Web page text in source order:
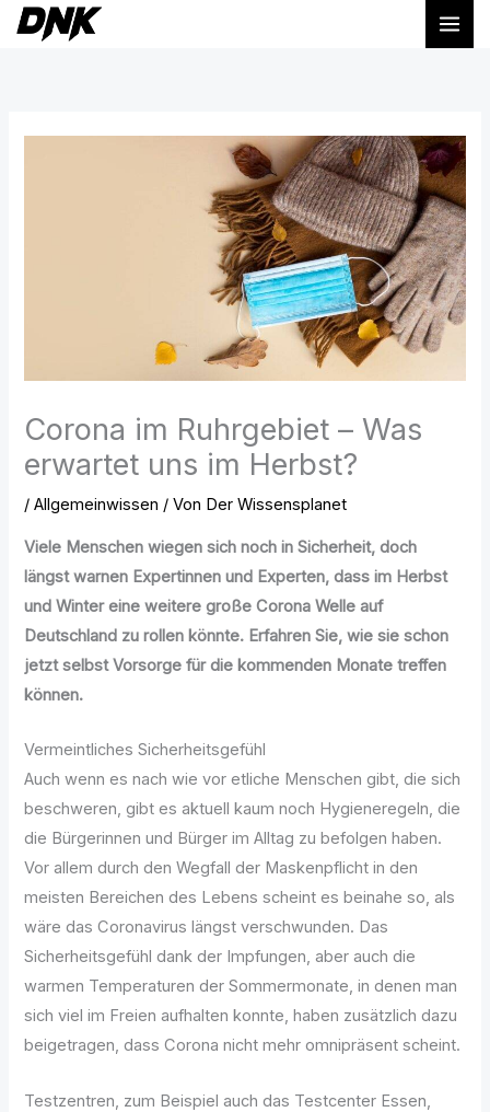
Zum
Corona im Ruhrgebiet – Was
erwartet uns im Herbst?
/Allgemeinwissen / Von Der Wissensplanet
Viele Menschen wiegen sich noch in Sicherheit, doch
längst warnen Expertinnen und Experten, dass im Herbst
und Winter eine weitere große Corona Welle auf
Deutschland zu rollen könnte. Erfahren Sie, wie sie schon
jetzt selbst Vorsorge für die kommenden Monate treffen
können.
Vermeintliches Sicherheitsgefühl
Auch wenn es nach wie vor etliche Menschen gibt, die sich
beschweren, gibt es aktuell kaum noch Hygieneregeln, die
die Bürgerinnen und Bürger im Alltag zu befolgen haben.
Vor allem durch den Wegfall der Maskenpflicht in den
meisten Bereichen des Lebens scheint es beinahe so, als
wäre das Coronavirus längst verschwunden. Das
Sicherheitsgefühl dank der Impfungen, aber auch die
warmen Temperaturen der Sommermonate, in denen man
sich viel im Freien aufhalten konnte, haben zusätzlich dazu
beigetragen, dass Corona nicht mehr omnipräsent scheint.
Testzentren, zum Beispiel auch das Testcenter Essen,